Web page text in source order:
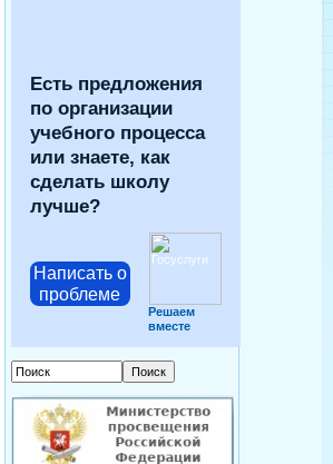
Есть предложения
по организации
учебного процесса
или знаете, как
сделать школу
лучше?
Написать о
проблеме
Решаем
вместе